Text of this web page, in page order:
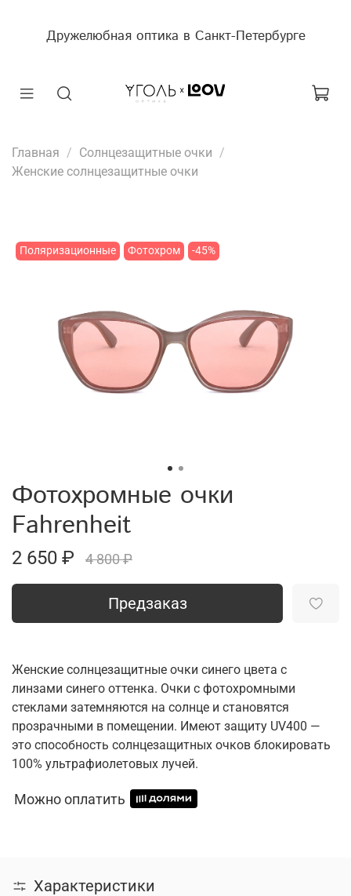
Дружелюбная оптика в Санкт-Петербурге
Главная
Солнцезащитные очки
Женские солнцезащитные очки
Поляризационные Фотохром -45%
Фотохромные очки
Fahrenheit
2 650 ₽ 4 800 ₽
Предзаказ
Женские солнцезащитные очки синего цвета с
линзами синего оттенка. Очки с фотохромными
стеклами затемняются на солнце и становятся
прозрачными в помещении. Имеют защиту UV400 —
это способность солнцезащитных очков блокировать
100% ультрафиолетовых лучей.
Можно оплатить
Характеристики